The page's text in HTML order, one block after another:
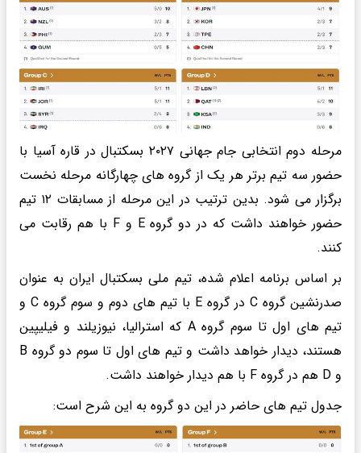
مرحله دوم انتخابی جام جهانی ۲۰۲۷ بسکتبال در قاره آسیا با
حضور سه تیم برتر هر یک از گروه های چهارگانه مرحله نخست
برگزار می شود. بدین ترتیب در این مرحله از مسابقات ۱۲ تیم
حضور خواهند داشت که در دو گروه E و F با هم رقابت می
کنند.
بر اساس برنامه اعلام شده، تیم ملی بسکتبال ایران به عنوان
صدرنشین گروه C در گروه E با تیم های دوم و سوم گروه C و
تیم های اول تا سوم گروه A که استرالیا، نیوزیلند و فیلیپین
هستند، دیدار خواهد داشت و تیم های اول تا سوم دو گروه B
و D هم در گروه F با هم دیدار خواهند داشت.
جدول تیم های حاضر در این دو گروه به این شرح است: